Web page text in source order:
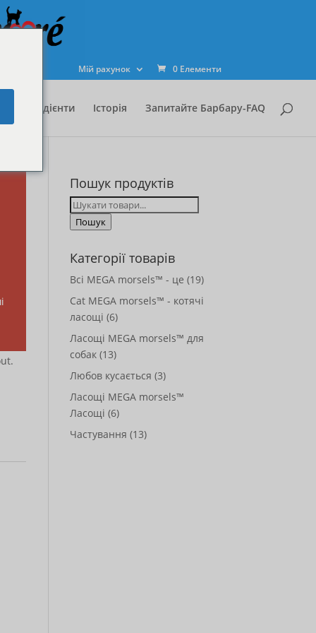
Мій рахунок 0 Елементи
Інгредієнти Історія Запитайте Барбару-FAQ
Пошук продуктів
Шукайте:
Пошук
Категорії товарів
Всі MEGA morsels™ - це (19)
Cat MEGA morsels™ - котячі
ласощі (6)
Ласощі MEGA morsels™ для
собак (13)
Любов кусається (3)
Ласощі MEGA morsels™
Ласощі (6)
Частування (13)
Закрийте